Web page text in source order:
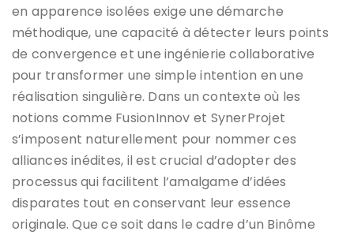
en apparence isolées exige une démarche
méthodique, une capacité à détecter leurs points
de convergence et une ingénierie collaborative
pour transformer une simple intention en une
réalisation singulière. Dans un contexte où les
notions comme FusionInnov et SynerProjet
s’imposent naturellement pour nommer ces
alliances inédites, il est crucial d’adopter des
processus qui facilitent l’amalgame d’idées
disparates tout en conservant leur essence
originale. Que ce soit dans le cadre d’un Binôme